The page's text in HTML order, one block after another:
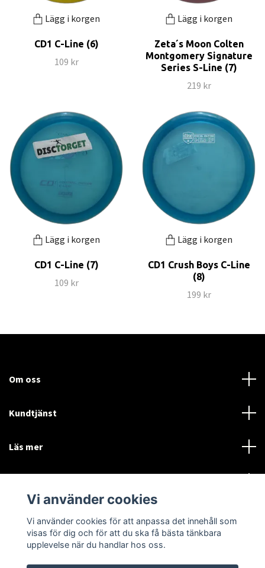
Lägg i korgen
CD1 C-Line (6)
109 kr
Lägg i korgen
Zeta´s Moon Colten
Montgomery Signature
Series S-Line (7)
219 kr
Lägg i korgen
CD1 C-Line (7)
109 kr
Lägg i korgen
CD1 Crush Boys C-Line
(8)
199 kr
Om oss
Kundtjänst
Läs mer
Language
Currency
SEK
Vi använder cookies
Vi använder cookies för att anpassa det innehåll som
visas för dig och för att du ska få bästa tänkbara
upplevelse när du handlar hos oss.